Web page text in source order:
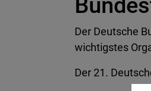
Der Deutsche
wichtigstes
Der 21.